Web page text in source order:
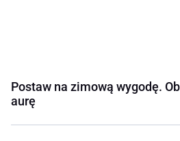
Postaw na zimową wygodę.
aurę